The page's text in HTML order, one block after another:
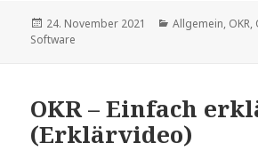
Veröffentlicht
am
24. November 2021 Kategorien
Allgemein, OKR,
Software
OKR – Einfach
(Erklärvideo)